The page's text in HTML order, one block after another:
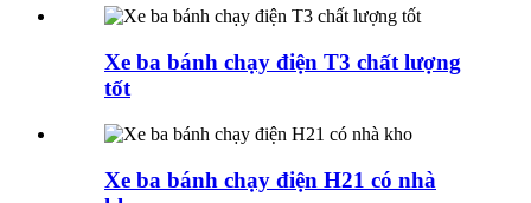
Xe ba bánh chạy điện T3 chất lượng
tốt
Xe ba bánh chạy điện H21 có nhà